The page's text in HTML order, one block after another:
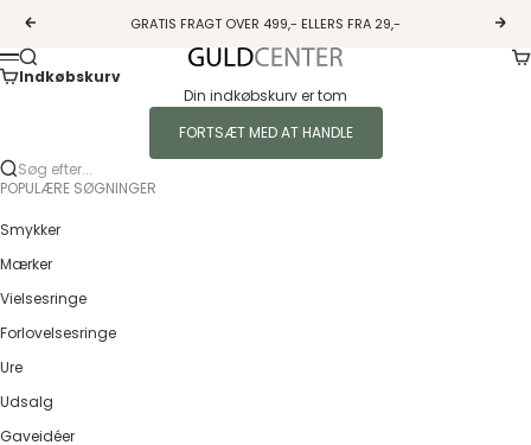
Forrige
GRATIS FRAGT OVER 499,- ELLERS FRA 29,-
Guldcenter
Menu
Søg
Indkøbskurv
Din indkøbskurv er tom
FORTSÆT MED AT HANDLE
Søg efter...
POPULÆRE SØGNINGER
Smykker
Mærker
Vielsesringe
Forlovelsesringe
Ure
Udsalg
Gaveidéer